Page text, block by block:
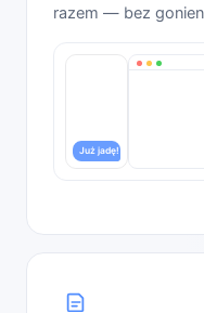
razem — bez
Już jadę!